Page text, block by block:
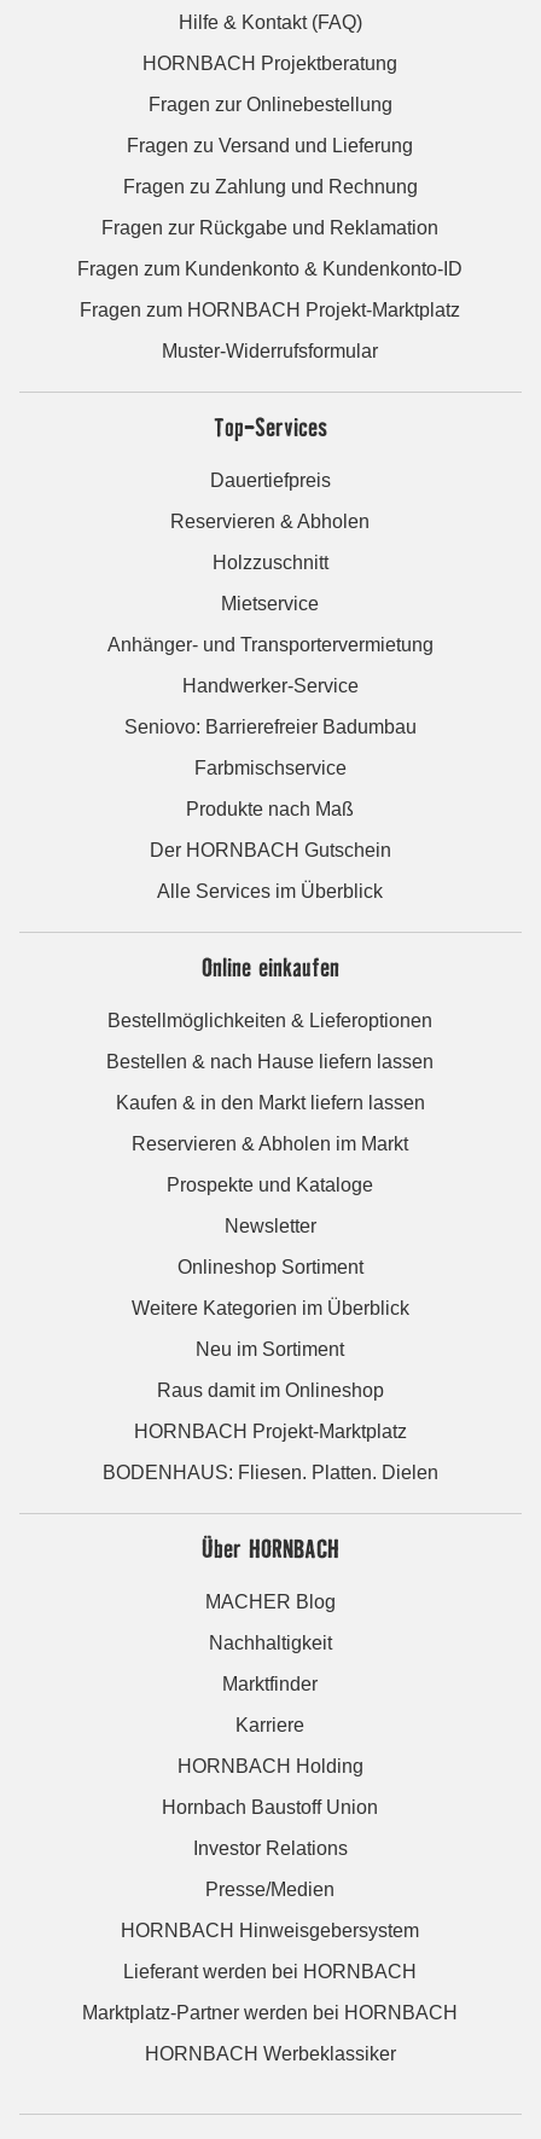
Hilfe & Kontakt (FAQ)
HORNBACH Projektberatung
Fragen zur Onlinebestellung
Fragen zu Versand und Lieferung
Fragen zu Zahlung und Rechnung
Fragen zur Rückgabe und Reklamation
Fragen zum Kundenkonto & Kundenkonto-ID
Fragen zum HORNBACH Projekt-Marktplatz
Muster-Widerrufsformular
Top-Services
Dauertiefpreis
Reservieren & Abholen
Holzzuschnitt
Mietservice
Anhänger- und Transportervermietung
Handwerker-Service
Seniovo: Barrierefreier Badumbau
Farbmischservice
Produkte nach Maß
Der HORNBACH Gutschein
Alle Services im Überblick
Online einkaufen
Bestellmöglichkeiten & Lieferoptionen
Bestellen & nach Hause liefern lassen
Kaufen & in den Markt liefern lassen
Reservieren & Abholen im Markt
Prospekte und Kataloge
Newsletter
Onlineshop Sortiment
Weitere Kategorien im Überblick
Neu im Sortiment
Raus damit im Onlineshop
HORNBACH Projekt-Marktplatz
BODENHAUS: Fliesen. Platten. Dielen
Über HORNBACH
MACHER Blog
Nachhaltigkeit
Marktfinder
Karriere
HORNBACH Holding
Hornbach Baustoff Union
Investor Relations
Presse/Medien
HORNBACH Hinweisgebersystem
Lieferant werden bei HORNBACH
Marktplatz-Partner werden bei HORNBACH
HORNBACH Werbeklassiker